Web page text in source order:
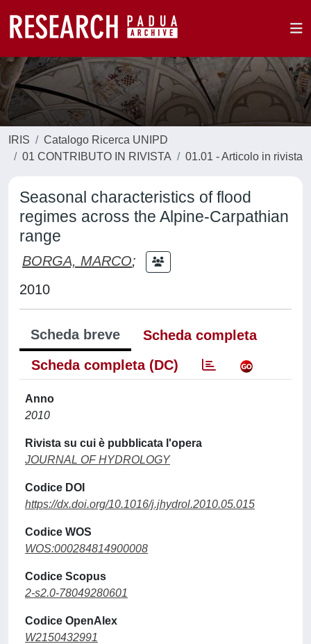
IRIS
Catalogo Ricerca UNIPD
01 CONTRIBUTO IN RIVISTA
01.01 - Articolo in rivista
Seasonal characteristics of flood
regimes across the Alpine-Carpathian
range
BORGA, MARCO;
2010
Scheda breve
Scheda completa
Scheda completa (DC)
Anno
2010
Rivista su cui è pubblicata l'opera
JOURNAL OF HYDROLOGY
Codice DOI
https://dx.doi.org/10.1016/j.jhydrol.2010.05.015
Codice WOS
WOS:000284814900008
Codice Scopus
2-s2.0-78049280601
Codice OpenAlex
W2150432991